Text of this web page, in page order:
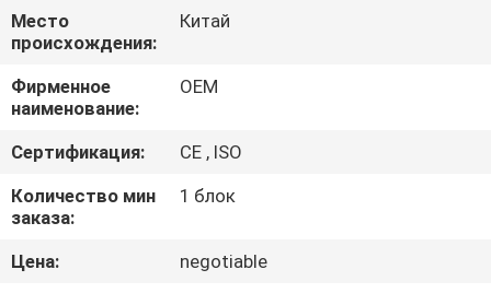
О
НАС
ПУТЕШЕСТВИЕ
ФАБРИКИ
ПРОВЕРКА
КАЧЕСТВА
Место
происхождения:
Китай
Фирменное
наименование:
OEM
Сертификация:
CE , ISO
Количество мин
заказа:
1 блок
Цена:
negotiable